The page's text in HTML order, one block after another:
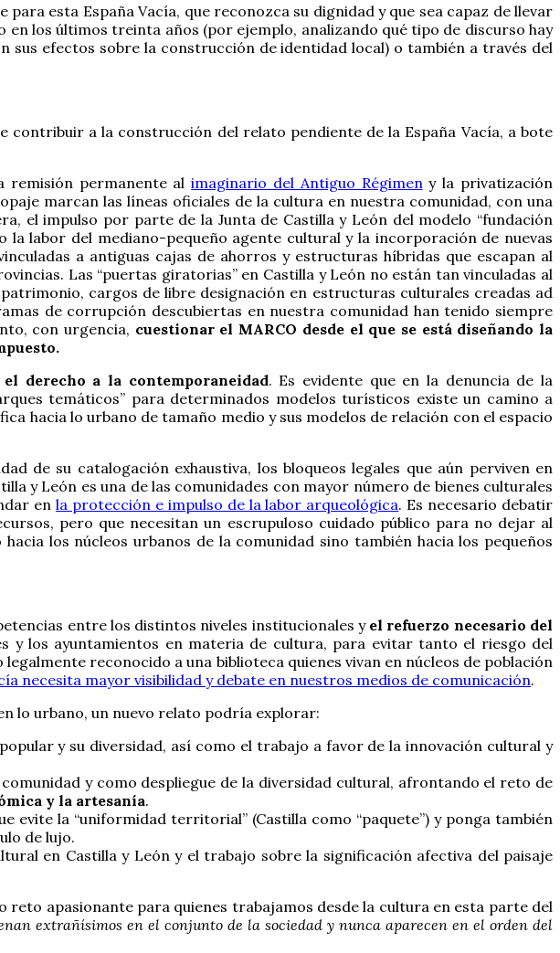
esta España Vacía, que reconozca su dignidad y que sea capaz de llevar
los últimos treinta años (por ejemplo, analizando qué tipo de discurso hay
sus efectos sobre la construcción de identidad local) o también a través del
contribuir a la construcción del relato pendiente de la España Vacía, a bote
remisión permanente alimaginario del Antiguo Régimen y la privatización
marcan las líneas oficiales de la cultura en nuestra comunidad, con una
el impulso por parte de la Junta de Castilla y León del modelo “fundación
labor del mediano-pequeño agente cultural y la incorporación de nuevas
a antiguas cajas de ahorros y estructuras híbridas que escapan al
Las “puertas giratorias” en Castilla y León no están tan vinculadas al
cargos de libre designación en estructuras culturales creadas ad
de corrupción descubiertas en nuestra comunidad han tenido siempre
con urgencia, cuestionar el MARCO desde el que se está diseñando la
el derecho a la contemporaneidad. Es evidente que en la denuncia de la
temáticos” para determinados modelos turísticos existe un camino a
hacia lo urbano de tamaño medio y sus modelos de relación con el espacio
de su catalogación exhaustiva, los bloqueos legales que aún perviven en
y León es una de las comunidades con mayor número de bienes culturales
enla protección e impulso de la labor arqueológica. Es necesario debatir
pero que necesitan un escrupuloso cuidado público para no dejar al
los núcleos urbanos de la comunidad sino también hacia los pequeños
entre los distintos niveles institucionales y el refuerzo necesario del
y los ayuntamientos en materia de cultura, para evitar tanto el riesgo del
reconocido a una biblioteca quienes vivan en núcleos de población
necesita mayor visibilidad y debate en nuestros medios de comunicación.
lo urbano, un nuevo relato podría explorar:
y su diversidad, así como el trabajo a favor de la innovación cultural y
y como despliegue de la diversidad cultural, afrontando el reto de
y la artesanía.
la “uniformidad territorial” (Castilla como “paquete”) y ponga también
de lujo.
en Castilla y León y el trabajo sobre la significación afectiva del paisaje
reto apasionante para quienes trabajamos desde la cultura en esta parte del
extrañísimos en el conjunto de la sociedad y nunca aparecen en el orden del